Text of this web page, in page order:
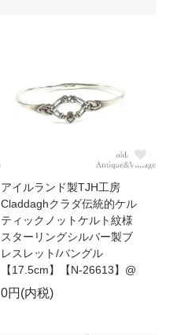
アイルランド製TJH工房
Claddaghクラダ伝統的ケル
ティックノットケルト紋様
スターリングシルバー製ブ
レスレット/バングル
【17.5cm】【N-26613】@
0円(内税)